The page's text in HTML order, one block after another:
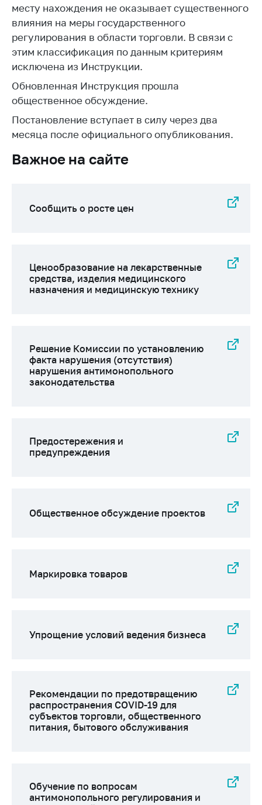
Выставочная
деятельность в
Республике
Беларусь
Защита
данных
Новости
Обратиться в МАРТ
Личный прием
линия
обращения
Сообщить о росте
цен на товары
медицинские
изделия
Контакты
Министра
государственный
Сообщить о росте
средства, изделия
медицинского
Решение Комиссии
по установлению
факта нарушения
(отсутствия)
Предостережения и
месту нахождения не оказывает существенного
влияния на меры государственного
регулирования в области торговли. В связи с
этим классификация по данным критериям
исключена из Инструкции.
Обновленная Инструкция прошла
общественное обсуждение.
Постановление вступает в силу через два
месяца после официального опубликования.
Важное на сайте
Сообщить о росте цен
Ценообразование на лекарственные
средства, изделия медицинского
назначения и медицинскую технику
Решение Комиссии по установлению
факта нарушения (отсутствия)
нарушения антимонопольного
законодательства
Предостережения и
предупреждения
Общественное обсуждение проектов
Маркировка товаров
Упрощение условий ведения бизнеса
Рекомендации по предотвращению
распространения COVID-19 для
субъектов торговли, общественного
питания, бытового обслуживания
Обучение по вопросам
антимонопольного регулирования и